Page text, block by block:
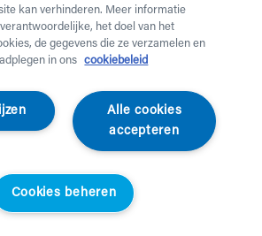
minstens 1 maand en betaalt een
de prijzenhier. Een gewone levering
een dringende levering krijg je de
kan verhinderen. Meer informatie
het doel van het
de gegevens die ze verzamelen en
in ons
cookiebeleid
Alle cookies
accepteren
Cookies beheren